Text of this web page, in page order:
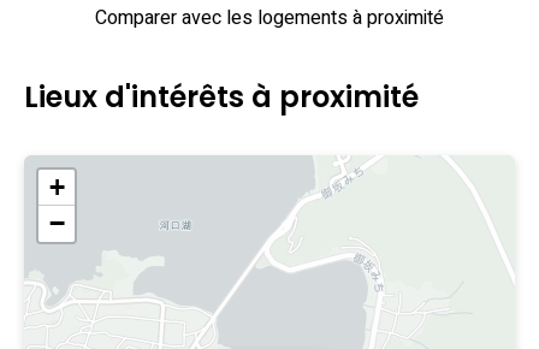
Comparer avec les logements à proximité
Lieux d'intérêts à proximité
+
−